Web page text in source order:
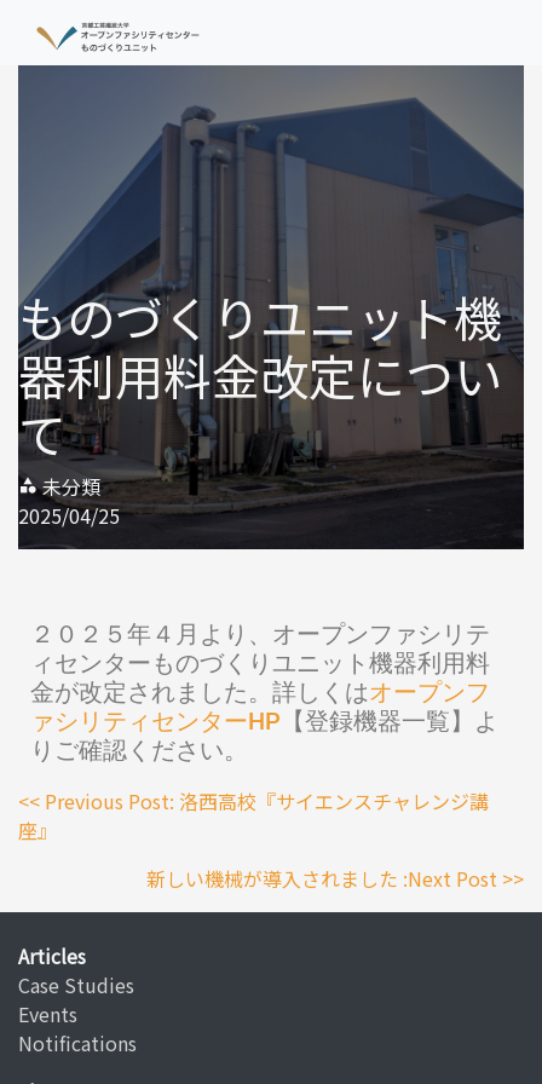
ものづくりユニット機
器利用料金改定につい
て
category 未分類
2025/04/25
２０２５年４月より、オープンファシリテ
ィセンターものづくりユニット機器利用料
金が改定されました。詳しくはオープンフ
ァシリティセンターHP 【登録機器一覧】よ
りご確認ください。
<< Previous Post: 洛西高校『サイエンスチャレンジ講
座』
新しい機械が導入されました :Next Post >>
Articles
Case Studies
Events
Notifications